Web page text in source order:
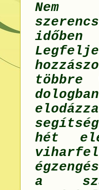
többre
hét
a